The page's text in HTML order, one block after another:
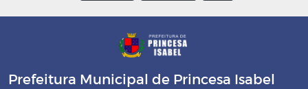
Prefeitura Municipal de Princesa Isabel